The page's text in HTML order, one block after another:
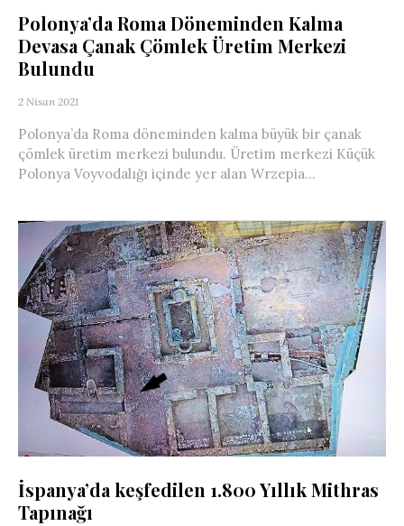
Polonya’da Roma Döneminden Kalma
Devasa Çanak Çömlek Üretim Merkezi
Bulundu
2 Nisan 2021
Polonya’da Roma döneminden kalma büyük bir çanak
çömlek üretim merkezi bulundu. Üretim merkezi Küçük
Polonya Voyvodalığı içinde yer alan Wrzepia...
İspanya’da keşfedilen 1.800 Yıllık Mithras
Tapınağı